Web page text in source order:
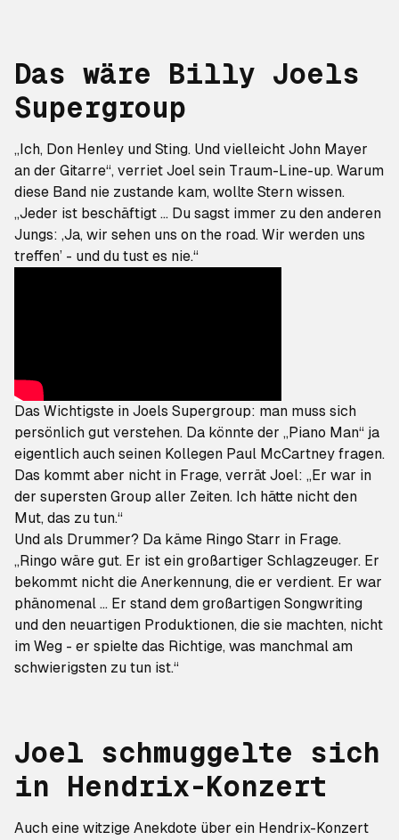
Das wäre Billy Joels
Supergroup
„Ich, Don Henley und Sting. Und vielleicht John Mayer
an der Gitarre“, verriet Joel sein Traum-Line-up. Warum
diese Band nie zustande kam, wollte Stern wissen.
„Jeder ist beschäftigt ... Du sagst immer zu den anderen
Jungs: ‚Ja, wir sehen uns on the road. Wir werden uns
treffen’ - und du tust es nie.“
Das Wichtigste in Joels Supergroup: man muss sich
persönlich gut verstehen. Da könnte der „Piano Man“ ja
eigentlich auch seinen Kollegen Paul McCartney fragen.
Das kommt aber nicht in Frage, verrät Joel: „Er war in
der supersten Group aller Zeiten. Ich hätte nicht den
Mut, das zu tun.“
Und als Drummer? Da käme Ringo Starr in Frage.
„Ringo wäre gut. Er ist ein großartiger Schlagzeuger. Er
bekommt nicht die Anerkennung, die er verdient. Er war
phänomenal ... Er stand dem großartigen Songwriting
und den neuartigen Produktionen, die sie machten, nicht
im Weg - er spielte das Richtige, was manchmal am
schwierigsten zu tun ist.“
Joel schmuggelte sich
in Hendrix-Konzert
Auch eine witzige Anekdote über ein Hendrix-Konzert